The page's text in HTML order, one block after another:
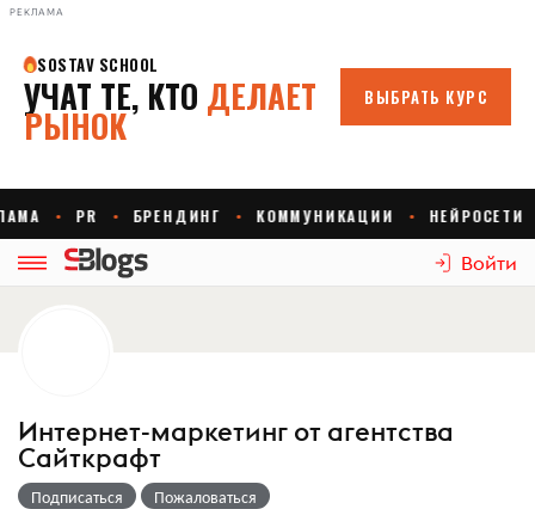
РЕКЛАМА
Войти
Интернет-маркетинг от агентства
Сайткрафт
Подписаться Пожаловаться